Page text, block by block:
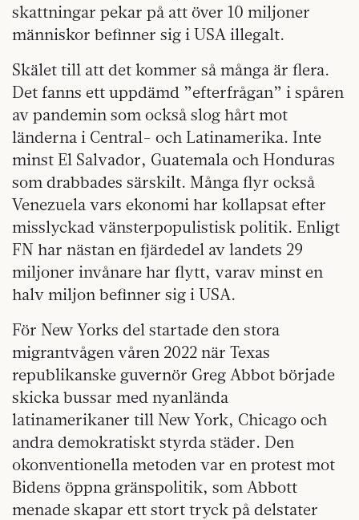
skattningar pekar på att över 10 miljoner
människor befinner sig i USA illegalt.
Skälet till att det kommer så många är flera.
Det fanns ett uppdämd ”efterfrågan” i spåren
av pandemin som också slog hårt mot
länderna i Central- och Latinamerika. Inte
minst El Salvador, Guatemala och Honduras
som drabbades särskilt. Många flyr också
Venezuela vars ekonomi har kollapsat efter
misslyckad vänsterpopulistisk politik. Enligt
FN har nästan en fjärdedel av landets 29
miljoner invånare har flytt, varav minst en
halv miljon befinner sig i USA.
För New Yorks del startade den stora
migrantvågen våren 2022 när Texas
republikanske guvernör Greg Abbot började
skicka bussar med nyanlända
latinamerikaner till New York, Chicago och
andra demokratiskt styrda städer. Den
okonventionella metoden var en protest mot
Bidens öppna gränspolitik, som Abbott
menade skapar ett stort tryck på delstater